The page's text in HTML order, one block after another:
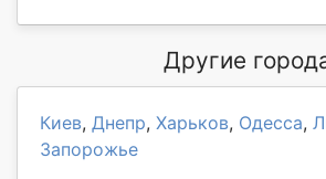
Другие
Киев, Днепр, Харьков, Одесса,
Запорожье